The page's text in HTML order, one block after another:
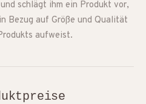
schlägt ihm ein Produkt vor,
Bezug auf Größe und Qualität
aufweist.